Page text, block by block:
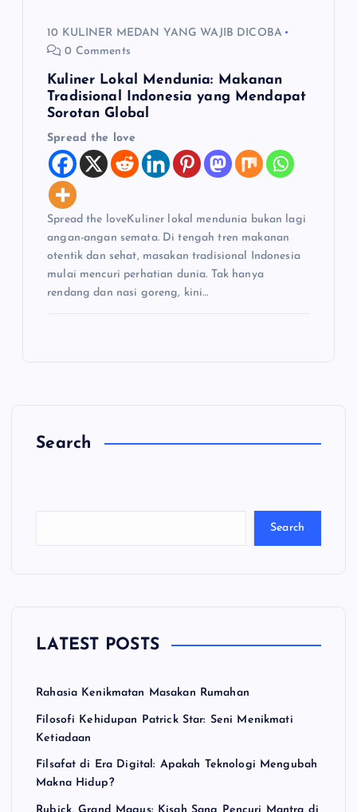
10 KULINER MEDAN YANG WAJIB DICOBA
0 Comments
Kuliner Lokal Mendunia: Makanan
Tradisional Indonesia yang Mendapat
Sorotan Global
Spread the love
Spread the loveKuliner lokal mendunia bukan lagi
angan-angan semata. Di tengah tren makanan
otentik dan sehat, masakan tradisional Indonesia
mulai mencuri perhatian dunia. Tak hanya
rendang dan nasi goreng, kini…
Search
C
Search
LATEST POSTS
Rahasia Kenikmatan Masakan Rumahan
Filosofi Kehidupan Patrick Star: Seni Menikmati
Ketiadaan
Filsafat di Era Digital: Apakah Teknologi Mengubah
Makna Hidup?
Rubick, Grand Magus: Kisah Sang Pencuri Mantra di